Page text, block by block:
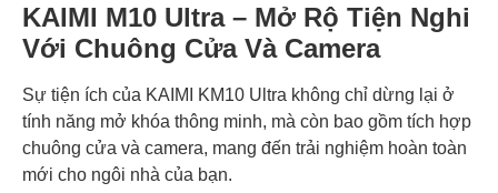
KAIMI M10 Ultra – Mở Rộ Tiện Nghi
Với Chuông Cửa Và Camera
Sự tiện ích của KAIMI KM10 Ultra không chỉ dừng lại ở
tính năng mở khóa thông minh, mà còn bao gồm tích hợp
chuông cửa và camera, mang đến trải nghiệm hoàn toàn
mới cho ngôi nhà của bạn.